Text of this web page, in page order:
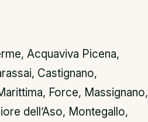
Acquaviva Picena,
Castignano,
Force, Massignano,
dell’Aso, Montegallo,